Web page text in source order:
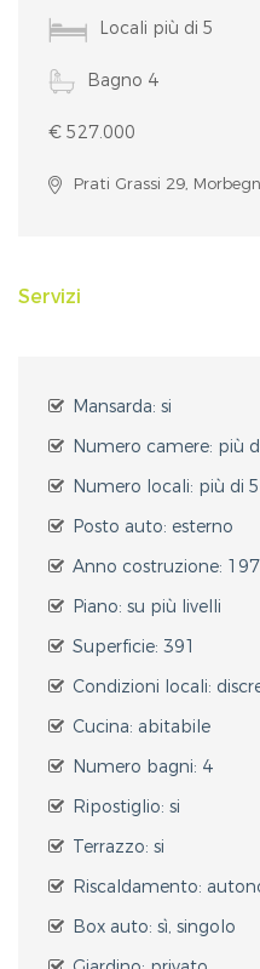
Locali più di 5
Bagno 4
€ 527.000
Prati Grassi 29,
Servizi
Mansarda: si
Numero camere: più
Numero locali: più di 5
Posto auto: esterno
Anno costruzione:
Piano: su più livelli
Superficie: 391
Condizioni locali:
Cucina: abitabile
Numero bagni: 4
Ripostiglio: si
Terrazzo: si
Riscaldamento:
Box auto: sì, singolo